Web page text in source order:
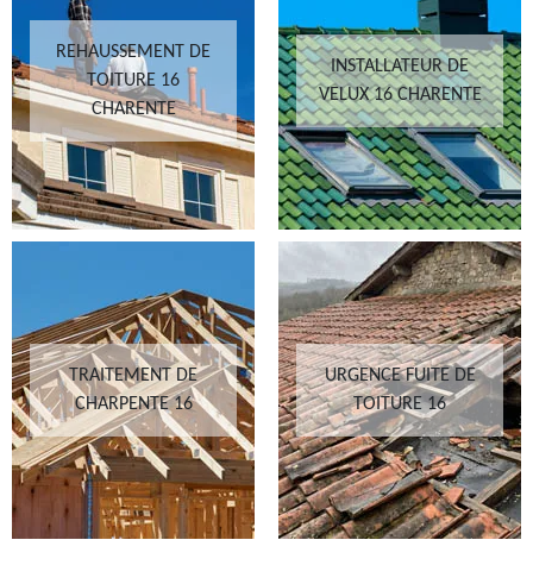
REHAUSSEMENT DE
TOITURE 16
CHARENTE
INSTALLATEUR DE
VELUX 16 CHARENTE
TRAITEMENT DE
CHARPENTE 16
URGENCE FUITE DE
TOITURE 16